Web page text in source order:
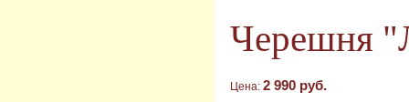
Черешня
Цена: 2 990 руб.